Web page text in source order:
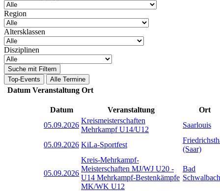
Region
Altersklassen
Disziplinen
Suche mit Filtern
Top-Events
Alle Termine
Datum Veranstaltung Ort
Datum Veranstaltung
Ort
05.09.2026
Kreismeisterschaften
Mehrkampf U14/U12
Saarlouis
05.09.2026 KiLa-Sportfest
(Saar)
05.09.2026
Kreis-Mehrkampf-
Meisterschaften MJ/WJ U20 -
U14 Mehrkampf-Bestenkämpfe
MK/WK U12
Bad
Schwalbach